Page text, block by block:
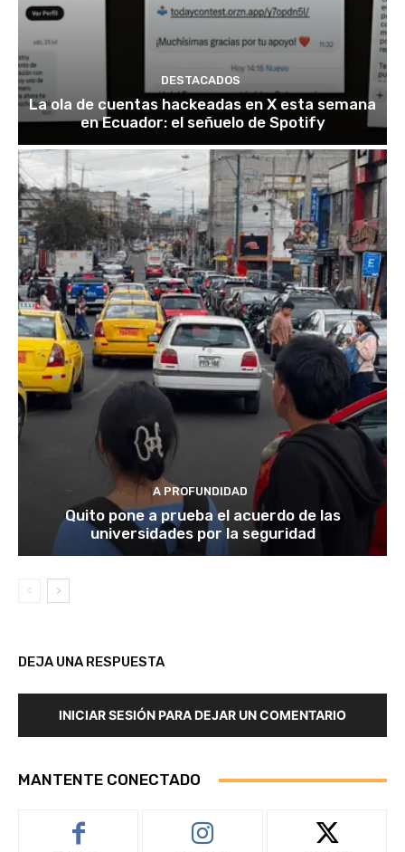
DESTACADOS
La ola de cuentas hackeadas en X esta semana
en Ecuador: el señuelo de Spotify
A PROFUNDIDAD
Quito pone a prueba el acuerdo de las
universidades por la seguridad
DEJA UNA RESPUESTA
INICIAR SESIÓN PARA DEJAR UN COMENTARIO
MANTENTE CONECTADO